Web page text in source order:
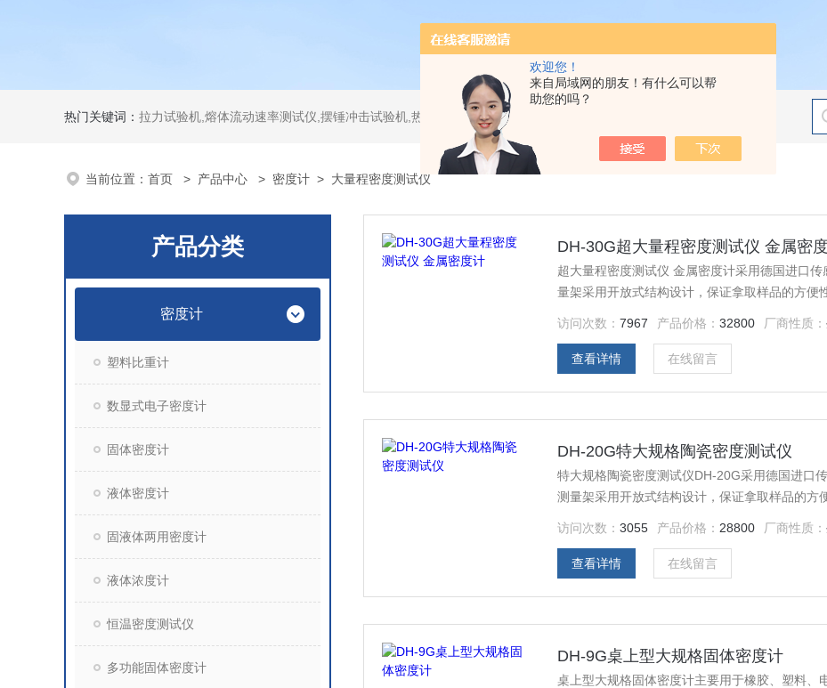
欢迎您！
来自局域网的朋友！有什么可以帮
助您的吗？
热门关键词： 拉力试验机,熔体流动速率测试仪,摆锤冲击试验机,热变形维卡试验机,密度测试仪,水平垂直燃烧试验机,针焰试验机,恒温恒湿试验机,UV紫外线老化试验机,DSC差示扫描量热仪
当前位置： 首页 > 产品中心 > 密度计 > 大量程密度测试仪
产品分类
密度计
塑料比重计
数显式电子密度计
固体密度计
液体密度计
固液体两用密度计
液体浓度计
恒温密度测试仪
多功能固体密度计
DH-30G超大量程密度测试仪 金属密
超大量程密度测试仪 金属密度计采用德国进口
量架采用开放式结构设计，保证拿取样品的方便
访问次数：7967 产品价格：32800 厂商性质：
查看详情 在线留言
DH-20G特大规格陶瓷密度测试仪
特大规格陶瓷密度测试仪DH-20G采用德国进口
测量架采用开放式结构设计，保证拿取样品的方
访问次数：3055 产品价格： 28800 厂商性质：
查看详情 在线留言
DH-9G桌上型大规格固体密度计
桌上型大规格固体密度计主要用于橡胶、塑料